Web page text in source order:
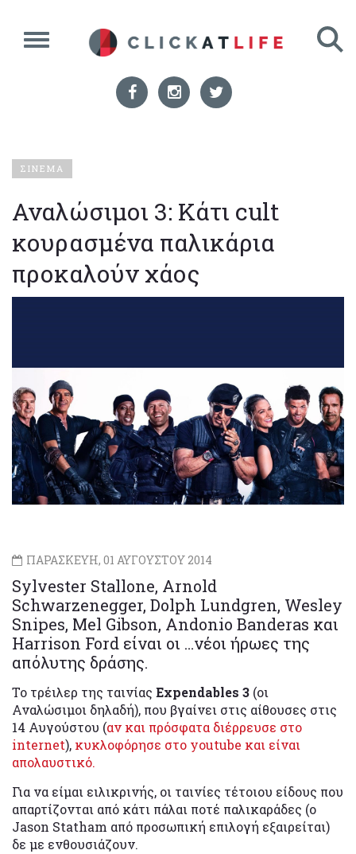
ΣΙΝΕΜΑ
Αναλώσιμοι 3: Κάτι cult
κουρασμένα παλικάρια
προκαλούν χάος
ΠΑΡΑΣΚΕΥΗ, 01 ΑΥΓΟΥΣΤΟΥ 2014
Sylvester Stallone, Arnold
Schwarzenegger, Dolph Lundgren, Wesley
Snipes, Mel Gibson, Andonio Banderas και
Harrison Ford είναι οι …νέοι ήρωες της
απόλυτης δράσης.
Το τρέιλερ της ταινίας Expendables 3 (οι
Αναλώσιμοι δηλαδή), που βγαίνει στις αίθουσες στις
14 Αυγούστου (αν και πρόσφατα διέρρευσε στο
internet), κυκλοφόρησε στο youtube και είναι
απολαυστικό.
Για να είμαι ειλικρινής, οι ταινίες τέτοιου είδους που
απαρτίζονται από κάτι πάλαι ποτέ παλικαράδες (o
Jason Statham από προσωπική επιλογή εξαιρείται)
δε με ενθουσιάζουν.